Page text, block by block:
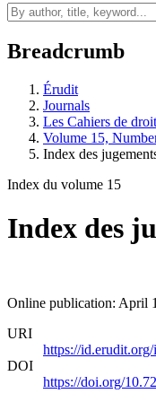
Breadcrumb
Érudit
Journals
Les Cahiers de droit
Volume 15,
Index des
Index du volume 15
Index des
Online publication: April
URI
https://
DOI
https://doi.org/